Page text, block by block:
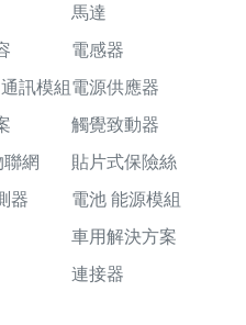
訊模組
網
器
馬達
電感器
電源供應器
觸覺致動器
貼片式保險絲
電池 能源模組
車用解決方案
連接器